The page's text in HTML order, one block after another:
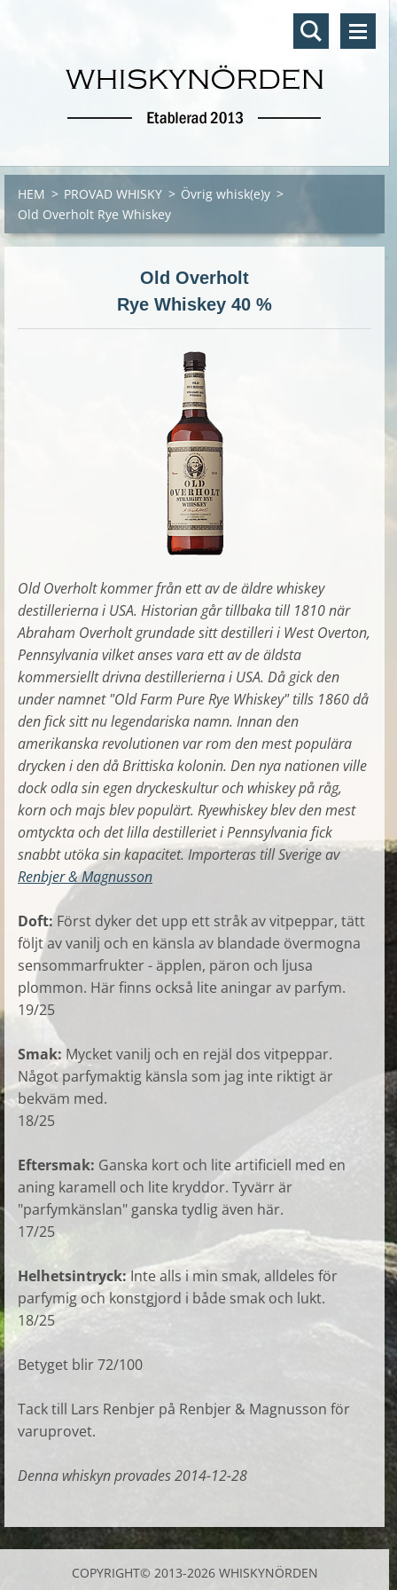
HEM > PROVAD WHISKY > Övrig whisk(e)y >
Old Overholt Rye Whiskey
Old Overholt
Rye Whiskey 40 %
Old Overholt kommer från ett av de äldre whiskey
destillerierna i USA. Historian går tillbaka till 1810 när
Abraham Overholt grundade sitt destilleri i West Overton,
Pennsylvania vilket anses vara ett av de äldsta
kommersiellt drivna destillerierna i USA. Då gick den
under namnet "Old Farm Pure Rye Whiskey" tills 1860 då
den fick sitt nu legendariska namn. Innan den
amerikanska revolutionen var rom den mest populära
drycken i den då Brittiska kolonin. Den nya nationen ville
dock odla sin egen dryckeskultur och whiskey på råg,
korn och majs blev populärt. Ryewhiskey blev den mest
omtyckta och det lilla destilleriet i Pennsylvania fick
snabbt utöka sin kapacitet. Importeras till Sverige av
Renbjer & Magnusson
Doft:Först dyker det upp ett stråk av vitpeppar, tätt
följt av vanilj och en känsla av blandade övermogna
sensommarfrukter - äpplen, päron och ljusa
plommon. Här finns också lite aningar av parfym.
19/25
Smak: Mycket vanilj och en rejäl dos vitpeppar.
Något parfymaktig känsla som jag inte riktigt är
bekväm med.
18/25
Eftersmak: Ganska kort och lite artificiell med en
aning karamell och lite kryddor. Tyvärr är
"parfymkänslan" ganska tydlig även här.
17/25
Helhetsintryck:Inte alls i min smak, alldeles för
parfymig och konstgjord i både smak och lukt.
18/25
Betyget blir 72/100
Tack till Lars Renbjer på Renbjer & Magnusson för
varuprovet.
Denna whiskyn provades 2014-12-28
COPYRIGHT© 2013-2026 WHISKYNÖRDEN